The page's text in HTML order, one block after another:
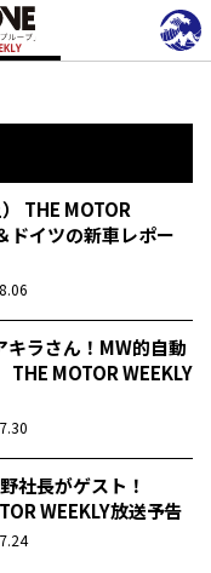
THE MOTOR
ドイツの新車レポー
キラさん！MW的自動
MOTOR WEEKLY
社長がゲスト！
WEEKLY放送予告